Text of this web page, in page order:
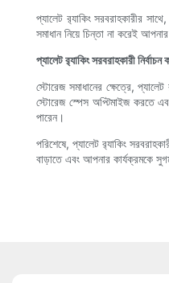
প্যালেট র‍্যাকিং সরবরাহকারীর
সমাধান নিয়ে চিন্তা না করেই
প্যালেট র‍্যাকিং সরবরাহকারী নির্বাচন
স্টোরেজ সমাধানের ক্ষেত্রে,
স্টোরেজ স্পেস অপ্টিমাইজ করতে
পারেন।
পরিশেষে, প্যালেট র‍্যাকিং
বাড়াতে এবং আপনার কার্যক্রমকে